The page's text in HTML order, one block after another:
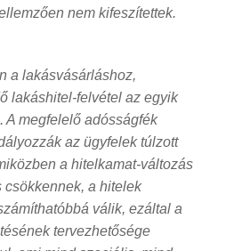
nem kifeszítettek.
a lakásvásárláshoz,
lakáshitel-felvétel az egyik
A megfelelő adósságfék
az ügyfelek túlzott
a hitelkamat-változás
csökkennek, a hitelek
válik, ezáltal a
tervezhetősége